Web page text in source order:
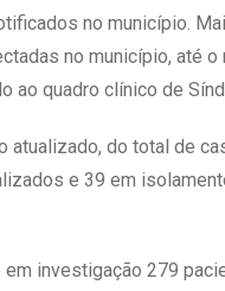
no município.
no município, até
ao quadro clínico de
do total de
e 39 em
investigação 279